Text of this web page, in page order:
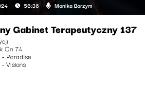
56:36 Monika Borzym
Gabinet Terapeutyczny 137
On 74
Paradise
Visions